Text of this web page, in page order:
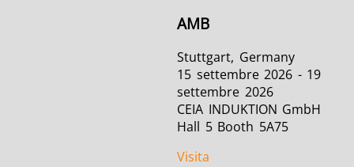
AMB
Stuttgart, Germany
15 settembre 2026 - 19
settembre 2026
CEIA INDUKTION GmbH
Hall 5 Booth 5A75
Visita